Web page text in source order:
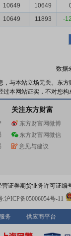
10649 10649
10649 11893 -
数据
与本站立场无关。东
本网站证实，不对您
关注东方财富
东方财富网微博
东方财富网微信
意见与建议
证券期货业务许可证编
:沪ICP备05006054号-11
务 供应商平台